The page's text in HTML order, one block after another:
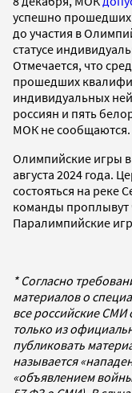
успешно прошедших
до участия в
статусе
Отмечается, что
прошедших
индивидуальных
россиян и пять
МОК не сообщаются.
Олимпийские игры
августа 2024 года.
состояться на реке
команды проплывут
Паралимпийские
* Согласно
материалов о
все российские
только из
публиковать
называется
«объявлением